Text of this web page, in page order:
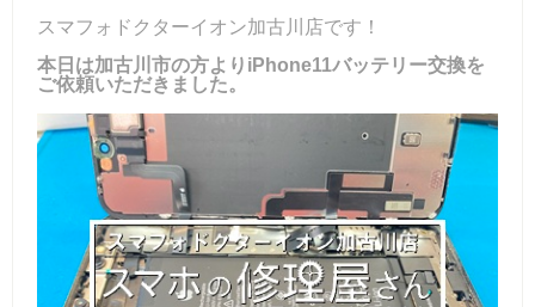
スマフォドクターイオン加古川店です！
本日は加古川市の方よりiPhone11バッテリー交換を
ご依頼いただきました。